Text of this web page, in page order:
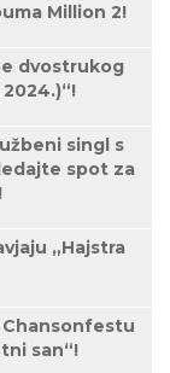
Million 2!
dvostrukog
singl s
spot za
„Hajstra
Chansonfestu
san“!